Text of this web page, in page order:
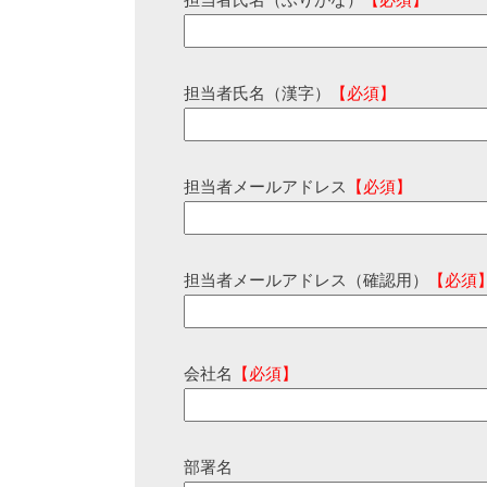
担当者氏名（漢字） 【必須】
担当者メールアドレス 【必須】
担当者メールアドレス（確認用） 【必須
会社名 【必須】
部署名